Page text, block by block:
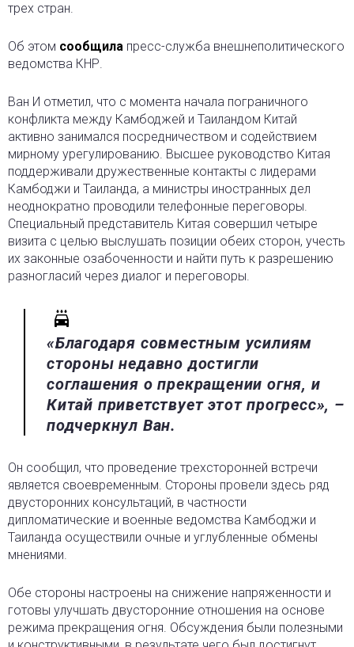
трех стран.
Об этом сообщила пресс-служба внешнеполитического
ведомства КНР.
Ван И отметил, что с момента начала пограничного
конфликта между Камбоджей и Таиландом Китай
активно занимался посредничеством и содействием
мирному урегулированию. Высшее руководство Китая
поддерживали дружественные контакты с лидерами
Камбоджи и Таиланда, а министры иностранных дел
неоднократно проводили телефонные переговоры.
Специальный представитель Китая совершил четыре
визита с целью выслушать позиции обеих сторон, учесть
их законные озабоченности и найти путь к разрешению
разногласий через диалог и переговоры.
«Благодаря совместным усилиям
стороны недавно достигли
соглашения о прекращении огня, и
Китай приветствует этот прогресс», –
подчеркнул Ван.
Он сообщил, что проведение трехсторонней встречи
является своевременным. Стороны провели здесь ряд
двусторонних консультаций, в частности
дипломатические и военные ведомства Камбоджи и
Таиланда осуществили очные и углубленные обмены
мнениями.
Обе стороны настроены на снижение напряженности и
готовы улучшать двусторонние отношения на основе
режима прекращения огня. Обсуждения были полезными